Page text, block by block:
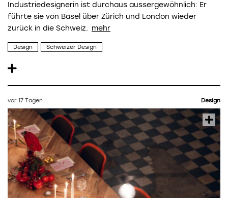
Industriedesignerin ist durchaus aussergewöhnlich: Er
führte sie von Basel über Zürich und London wieder
zurück in die Schweiz.
Design Schweizer Design
vor 17 Tagen Design